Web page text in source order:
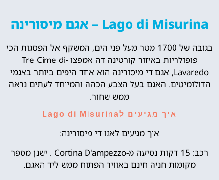
Lago di Misurina – אגם מיסורינה
בגובה של 1700 מטר מעל פני הים, המשקף אל הפסגות הכי
פופולריות באיזור קורטינה דה אמפצו -Tre Cime di
Lavaredo, אגם די מיסורינה הוא אחד היפים ביותר באגמי
הדולומיטים. האגם בעל הצבע הכהה והמיוחד לעתים נראה
ממש שחור.
איך מגיעים לLago di Misurina
איך מגיעים לאגו די מיסורינה:
רכב: 15 דקות נסיעה מ-Cortina D'ampezzo . ישנן מספר
מקומות חניה חינם באוויר הפתוח ממש ליד האגם.